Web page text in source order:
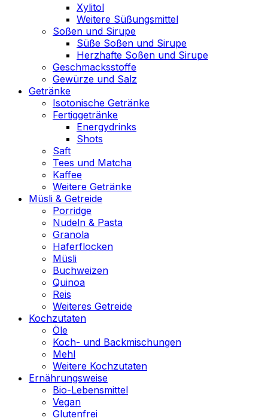
Xylitol
Weitere Süßungsmittel
Soßen und Sirupe
Süße Soßen und Sirupe
Herzhafte Soßen und Sirupe
Geschmacksstoffe
Gewürze und Salz
Getränke
Isotonische Getränke
Fertiggetränke
Energydrinks
Shots
Saft
Tees und Matcha
Kaffee
Weitere Getränke
Müsli & Getreide
Porridge
Nudeln & Pasta
Granola
Haferflocken
Müsli
Buchweizen
Quinoa
Reis
Weiteres Getreide
Kochzutaten
Öle
Koch- und Backmischungen
Mehl
Weitere Kochzutaten
Ernährungsweise
Bio-Lebensmittel
Vegan
Glutenfrei